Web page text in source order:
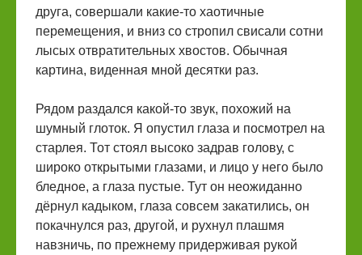
друга, совершали какие-то хаотичные
перемещения, и вниз со стропил свисали сотни
лысых отвратительных хвостов. Обычная
картина, виденная мной десятки раз.
Рядом раздался какой-то звук, похожий на
шумный глоток. Я опустил глаза и посмотрел на
старлея. Тот стоял высоко задрав голову, с
широко открытыми глазами, и лицо у него было
бледное, а глаза пустые. Тут он неожиданно
дёрнул кадыком, глаза совсем закатились, он
покачнулся раз, другой, и рухнул плашмя
навзничь, по прежнему придерживая рукой